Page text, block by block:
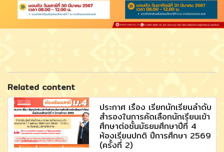
Related content
ประกาศ เรื่อง เรียกนักเรียนลำดับ
สำรองในการคัดเลือกนักเรียนเข้า
ศึกษาต่อชั้นมัธยมศึกษาปีที่ 4
ห้องเรียนปกติ ปีการศึกษา 2569
(ครั้งที่ 2)